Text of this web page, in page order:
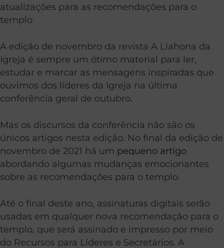
atualizações para as recomendações para o
templo
A edição de novembro da revista A Liahona da
Igreja é sempre um ótimo material para ler,
estudar e marcar as mensagens inspiradas que
ouvimos dos líderes da Igreja na última
conferência geral de outubro.
Mas os discursos da conferência não são os
únicos artigos nesta edição. No final da edição de
novembro de 2021 há um pequeno artigo
abordando algumas mudanças emocionantes
sobre as recomendações para o templo.
Até o final deste ano, assinaturas digitais serão
usadas em qualquer nova recomendação para o
templo, que será assinado e impresso por meio
do Recursos para Líderes e Secretários. A